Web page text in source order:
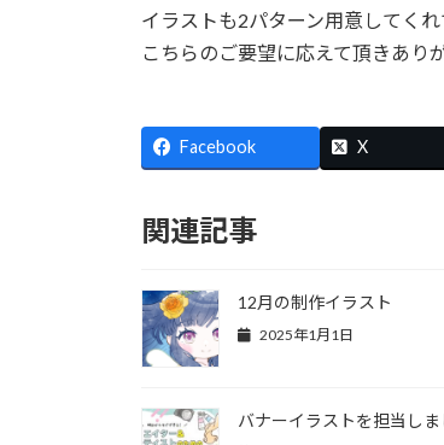
イラストも2パターン用意してく
こちらのご要望に応えて頂きあり
Facebook X
関連記事
12月の制作イラスト
2025年1月1日
バナーイラストを担当しま